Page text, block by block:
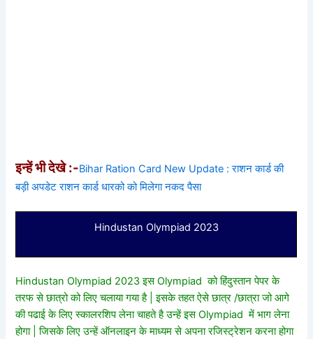
इन्हें भी देखे :-Bihar Ration Card New Update : राशन कार्ड की
बड़ी अपडेट राशन कार्ड धारको को मिलेगा नकद पैसा
Hindustan Olympiad 2023
Hindustan Olympiad 2023 इस Olympiad को हिंदुस्तान पेपर के
तरफ से छात्रो को लिए चलाया गया है | इसके तहत ऐसे छात्र /छात्रा जो आगे
की पढाई के लिए स्कालरशिप लेना चाहते है उन्हें इस Olympiad में भाग लेना
होगा | जिसके लिए उन्हें ऑनलाइन के माध्यम से अपना रजिस्ट्रेशन करना होगा